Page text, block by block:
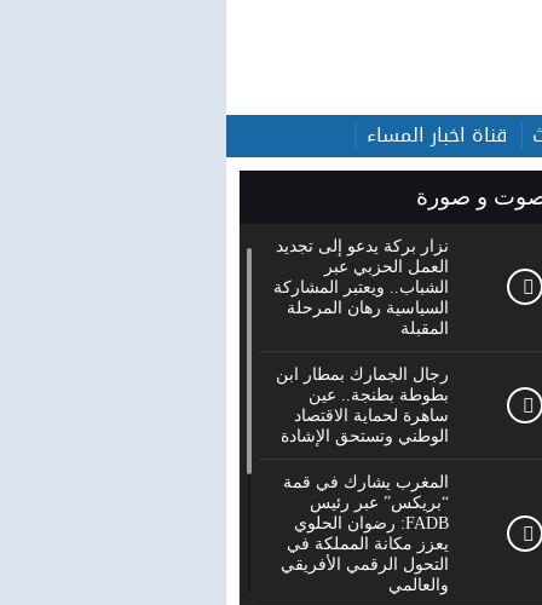
قناة اخبار المساء
و صورة
نزار بركة يدعو إلى تجديد
العمل الحزبي عبر
الشباب.. ويعتبر المشاركة
السياسية رهان المرحلة
المقبلة
رجال الجمارك بمطار ابن
بطوطة بطنجة.. عين
ساهرة لحماية الاقتصاد
الوطني وتستحق الإشادة
المغرب يشارك في قمة
“بريكس” عبر رئيس
FADB: رضوان الحلوي
يعزز مكانة المملكة في
التحول الرقمي الأفريقي
والعالمي